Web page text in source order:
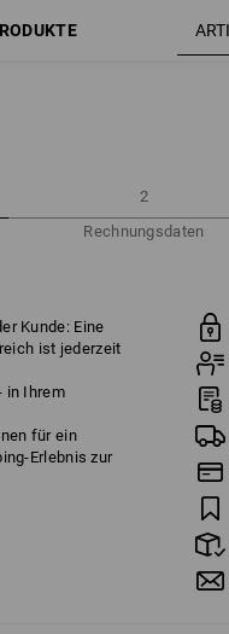
2
Rechnungsdaten
Kunde: Eine
ist jederzeit
in Ihrem
für ein
Erlebnis zur